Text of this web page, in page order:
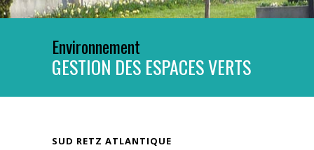
Environnement
GESTION DES ESPACES VERTS
SUD RETZ ATLANTIQUE